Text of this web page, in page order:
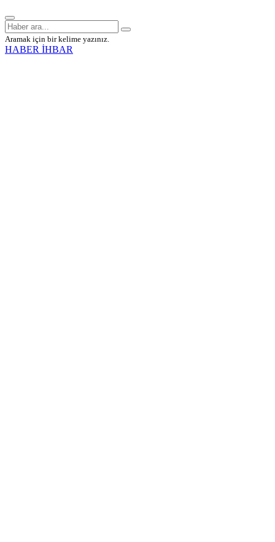
Aramak için bir kelime yazınız.
HABER İHBAR